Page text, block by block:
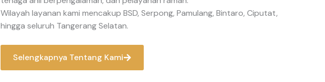
Wilayah layanan kami mencakup BSD, Serpong, Pamulang, Bintaro, Ciputat,
hingga seluruh Tangerang Selatan.
Selengkapnya Tentang Kami